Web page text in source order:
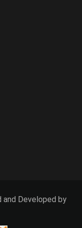
Developed by